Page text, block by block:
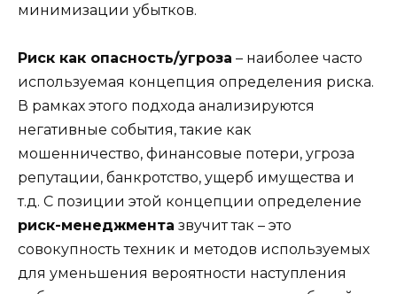
минимизации убытков.
Риск как опасность/угроза – наиболее часто
используемая концепция определения риска.
В рамках этого подхода анализируются
негативные события, такие как
мошенничество, финансовые потери, угроза
репутации, банкротство, ущерб имущества и
т.д. С позиции этой концепции определение
риск-менеджмента звучит так – это
совокупность техник и методов используемых
для уменьшения вероятности наступления